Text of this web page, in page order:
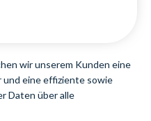
wir unserem Kunden eine
eine effiziente sowie
Daten über alle